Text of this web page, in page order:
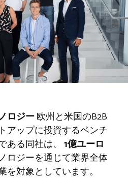
ロジー欧州と米国のB2B
アップに投資するベンチ
ある同社は、 1億ユーロ
ロジーを通じて業界全体
対象としています。